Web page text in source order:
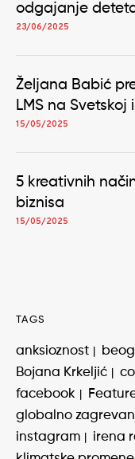
odgajanje
23/06/2025
Željana Babić
LMS na
15/05/2025
5 kreativnih
biznisa
15/05/2025
TAGS
anksioznost
Bojana Krkeljić
facebook
globalno
instagram
irena